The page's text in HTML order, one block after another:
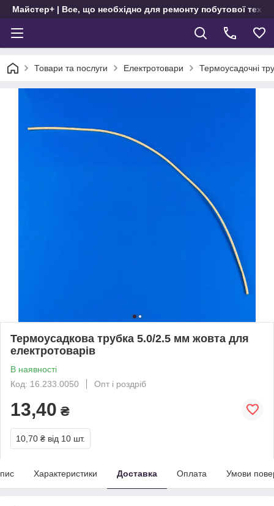
Майстер+ | Все, що необхідно для ремонту побутової
Товари та послуги Електротовари Термоусадочні
Термоусадкова трубка 5.0/2.5 мм жовта для
електротоварів
В наявності
Код: 16.233.0050
Опт і роздріб
13,40 ₴
10,70 ₴ від 10 шт.
Характеристики Доставка Оплата Умови